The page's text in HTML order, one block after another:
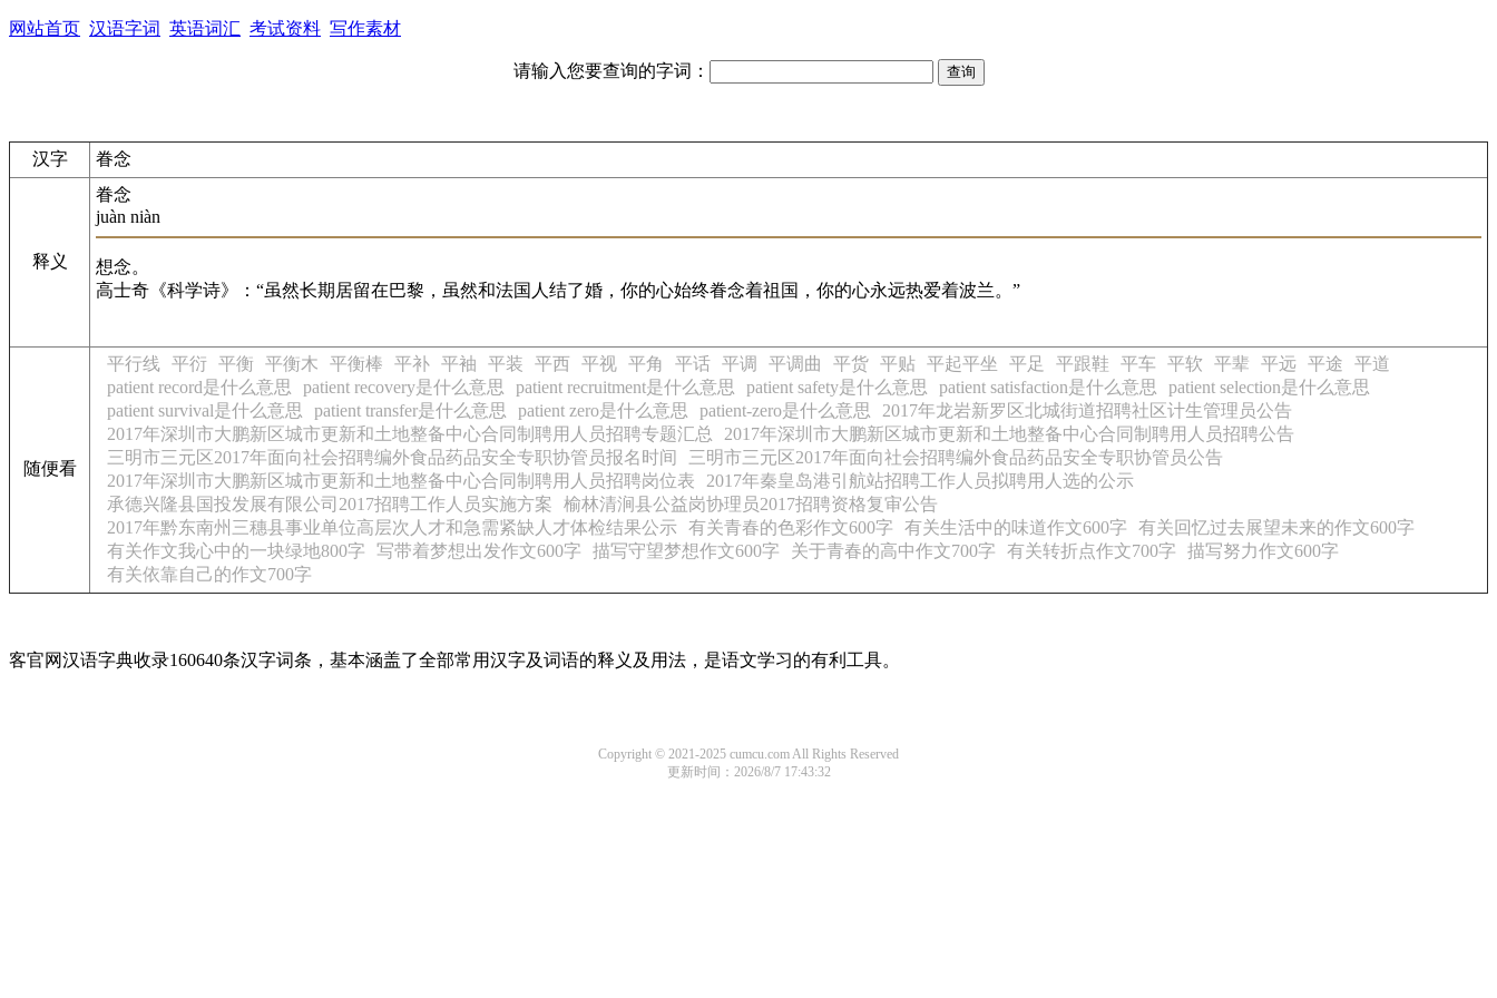
网站首页 汉语字词 英语词汇 考试资料 写作素材
请输入您要查询的字词：
汉字 眷念
释义
眷念
juàn niàn
想念。
高士奇《科学诗》：“虽然长期居留在巴黎，虽然和法国人结了婚，你的心始终眷念着祖国，你的心永远热爱着波兰。”
随便看
平行线 平衍 平衡 平衡木 平衡棒 平补 平袖 平装 平西 平视 平角 平话 平调 平调曲 平货 平贴 平起平坐 平足 平跟鞋 平车 平软 平辈 平远 平途
平道
patient record是什么意思
patient recovery是什么意思 patient recruitment是什么意思 patient safety是什么意思 patient satisfaction是什么意思
patient selection是什么意思
patient survival是什么意思
patient transfer是什么意思 patient zero是什么意思 patient-zero是什么意思
2017年龙岩新罗区北城街道招聘社区计生管理员公告
2017年深圳市大鹏新区城市更新和土地整备中心合同制聘用人员招聘专题汇总
2017年深圳市大鹏新区城市更新和土地整备中心合同制聘用人员招聘公告
三明市三元区2017年面向社会招聘编外食品药品安全专职协管员报名时间
三明市三元区2017年面向社会招聘编外食品药品安全专职协管员公告
2017年深圳市大鹏新区城市更新和土地整备中心合同制聘用人员招聘岗位表
2017年秦皇岛港引航站招聘工作人员拟聘用人选的公示
承德兴隆县国投发展有限公司2017招聘工作人员实施方案
榆林清涧县公益岗协理员2017招聘资格复审公告
2017年黔东南州三穗县事业单位高层次人才和急需紧缺人才体检结果公示 有关青春的色彩作文600字 有关生活中的味道作文600字
有关回忆过去展望未来的作文600字
有关作文我心中的一块绿地800字
写带着梦想出发作文600字 描写守望梦想作文600字 关于青春的高中作文700字 有关转折点作文700字
描写努力作文600字
有关依靠自己的作文700字
客官网汉语字典收录160640条汉字词条，基本涵盖了全部常用汉字及词语的释义及用法，是语文学习的有利工具。
Copyright © 2021-2025 cumcu.com All Rights Reserved
更新时间：2026/8/7 17:43:32